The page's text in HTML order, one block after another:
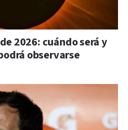
2026: cuándo será y
observarse